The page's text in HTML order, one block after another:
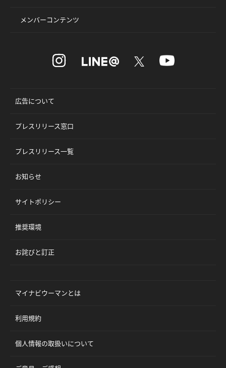
メンバーコンテンツ
広告について
プレスリリース窓口
プレスリリース一覧
お知らせ
サイトポリシー
推奨環境
お詫びと訂正
マイナビウーマンとは
利用規約
個人情報の取扱いについて